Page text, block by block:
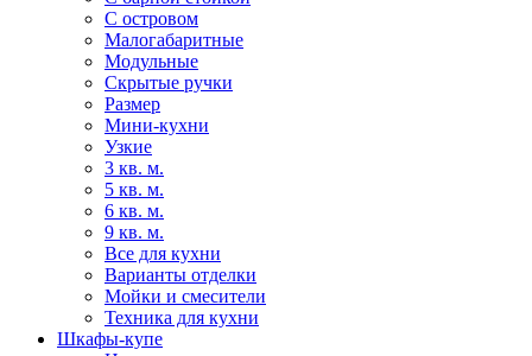
С островом
Малогабаритные
Модульные
Скрытые ручки
Размер
Мини-кухни
Узкие
3 кв. м.
5 кв. м.
6 кв. м.
9 кв. м.
Все для кухни
Варианты отделки
Мойки и смесители
Техника для кухни
Шкафы-купе